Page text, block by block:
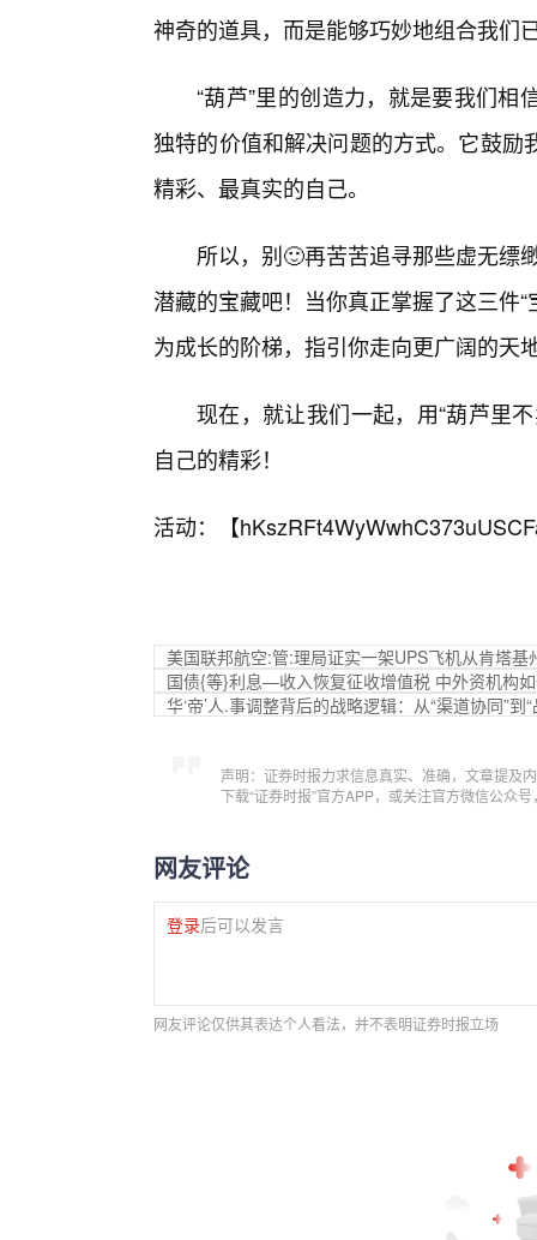
神奇的道具，而是能够巧妙地组合我们
“葫芦”里的创造力，就是要我们
独特的价值和解决问题的方式。它鼓励
精彩、最真实的自己。
所以，别🙂再苦苦追寻那些虚无缥
潜藏的宝藏吧！当你真正掌握了这三件
为成长的阶梯，指引你走向更广阔的天
现在，就让我们一起，用“葫芦里
自己的精彩！
活动：【
美国联邦航空:管:理局证实一架UPS飞机从肯塔基
国债{等}利息—收入恢复征收增值税 中外资机构
华‘帝’人.事调整背后的战略逻辑：从“渠道协同”到
声明：证券时报力求信息真实、准确，文章提及
下载“证券时报”官方APP，或关注官方微信公众
网友评论
登录后可以发言
网友评论仅供其表达个人看法，并不表明证券时报立场